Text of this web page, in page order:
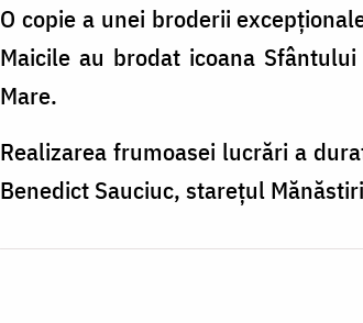
O copie a unei broderii
Maicile au brodat icoana
Mare.
Realizarea frumoasei lucrări a
Benedict Sauciuc, starețul